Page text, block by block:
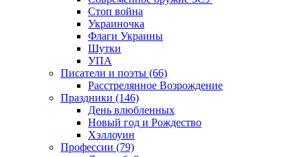
Стоп война
Украиночка
Флаги Украины
Шутки
УПА
Писатели и поэты (66)
Расстрелянное Возрождение
Праздники (146)
День влюбленных
Новый год и Рождество
Хэллоуин
Профессии (79)